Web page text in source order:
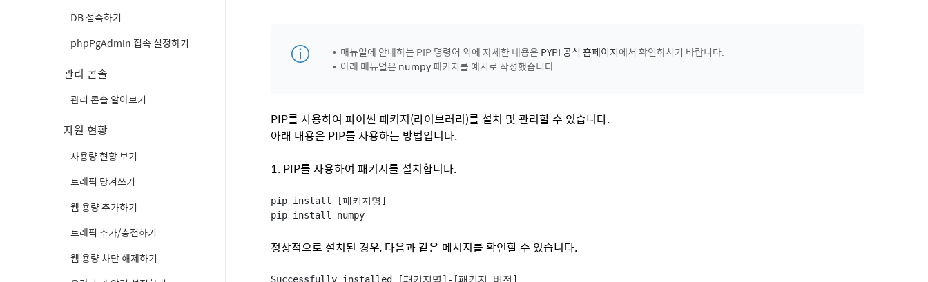
• 매뉴얼에 안내하는 PIP 명령어 외에 자세한 내용은 PYPI 공식 홈페이지에서 확인하시기 바랍니다.
• 아래 매뉴얼은 numpy패키지를 예시로 작성했습니다.
PIP를 사용하여 파이썬 패키지(라이브러리)를 설치 및 관리할 수 있습니다.
아래 내용은 PIP를 사용하는 방법입니다.
1. PIP를 사용하여 패키지를 설치합니다.
pip install [패키지명]
pip install numpy
정상적으로 설치된 경우, 다음과 같은 메시지를 확인할 수 있습니다.
Successfully installed [패키지명]-[패키지 버전]
DB 접속하기
phpPgAdmin 접속 설정하기
관리 콘솔
관리 콘솔 알아보기
자원 현황
사용량 현황 보기
트래픽 당겨쓰기
웹 용량 추가하기
트래픽 추가/충전하기
웹 용량 차단 해제하기